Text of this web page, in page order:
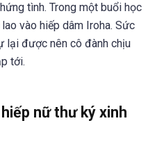
tình. Trong một buổi học
vào hiếp dâm Iroha. Sức
lại được nên cô đành chịu
tới.
nữ thư ký xinh